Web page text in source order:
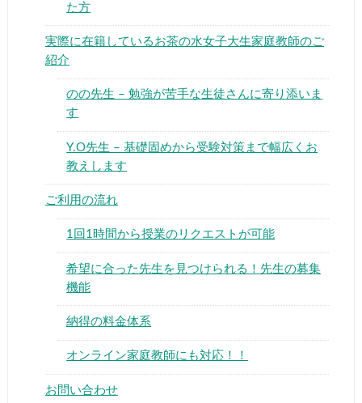
た方
実際に在籍しているお茶の水女子大生家庭教師のご
紹介
のの先生 – 勉強が苦手な生徒さんに寄り添いま
す
Y.O先生 – 基礎固めから受験対策まで幅広くお
教えします
ご利用の流れ
1回1時間から授業のリクエストが可能
希望に合った先生を見つけられる！先生の募集
機能
納得の料金体系
オンライン家庭教師にも対応！！
お問い合わせ